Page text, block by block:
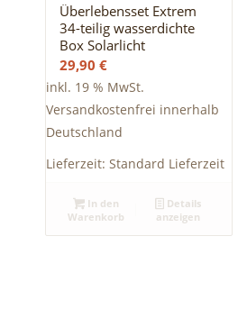
Überlebensset Extrem
34-teilig wasserdichte
Box Solarlicht
29,90 €
inkl. 19 % MwSt.
Versandkostenfrei innerhalb
Deutschland
Lieferzeit: Standard Lieferzeit
In den
Warenkorb
Details
anzeigen